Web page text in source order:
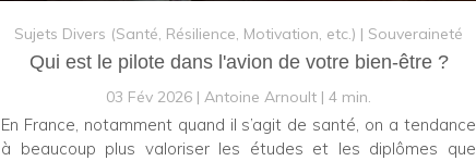
Sujets Divers (Santé, Résilience, Motivation, etc.) Souveraineté
Qui est le pilote dans l'avion de votre bien-être ?
03 Fév 2026 Antoine Arnoult 4 min.
En France, notamment quand il s’agit de santé, on a tendance
à beaucoup plus valoriser les études et les diplômes que